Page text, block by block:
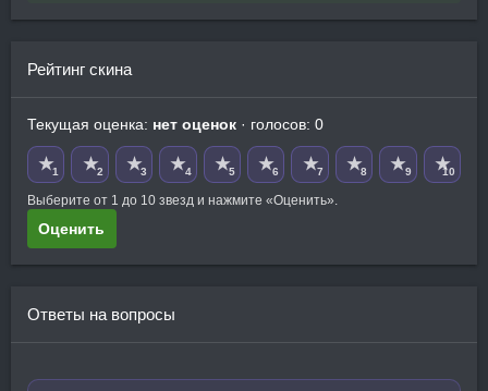
Рейтинг скина
Текущая оценка: нет оценок · голосов: 0
★1 ★2 ★3 ★4 ★5 ★6 ★7 ★8 ★9 ★10
Выберите от 1 до 10 звезд и нажмите «Оценить».
Оценить
Ответы на вопросы